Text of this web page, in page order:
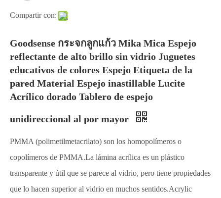
Compartir con:
Goodsense กระจกลูกแก้ว Mika Mica Espejo
reflectante de alto brillo sin vidrio Juguetes
educativos de colores Espejo Etiqueta de la
pared Material Espejo inastillable Lucite
Acrílico dorado Tablero de espejo
unidireccional al por mayor
PMMA (polimetilmetacrilato) son los homopolímeros o
copolímeros de PMMA.La lámina acrílica es un plástico
transparente y útil que se parece al vidrio, pero tiene propiedades
que lo hacen superior al vidrio en muchos sentidos.Acrylic